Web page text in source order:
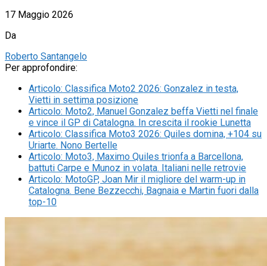
17 Maggio 2026
Da
Roberto Santangelo
Per approfondire:
Articolo: Classifica Moto2 2026: Gonzalez in testa,
Vietti in settima posizione
Articolo: Moto2, Manuel Gonzalez beffa Vietti nel finale
e vince il GP di Catalogna. In crescita il rookie Lunetta
Articolo: Classifica Moto3 2026: Quiles domina, +104 su
Uriarte. Nono Bertelle
Articolo: Moto3, Maximo Quiles trionfa a Barcellona,
battuti Carpe e Munoz in volata. Italiani nelle retrovie
Articolo: MotoGP, Joan Mir il migliore del warm-up in
Catalogna. Bene Bezzecchi, Bagnaia e Martin fuori dalla
top-10